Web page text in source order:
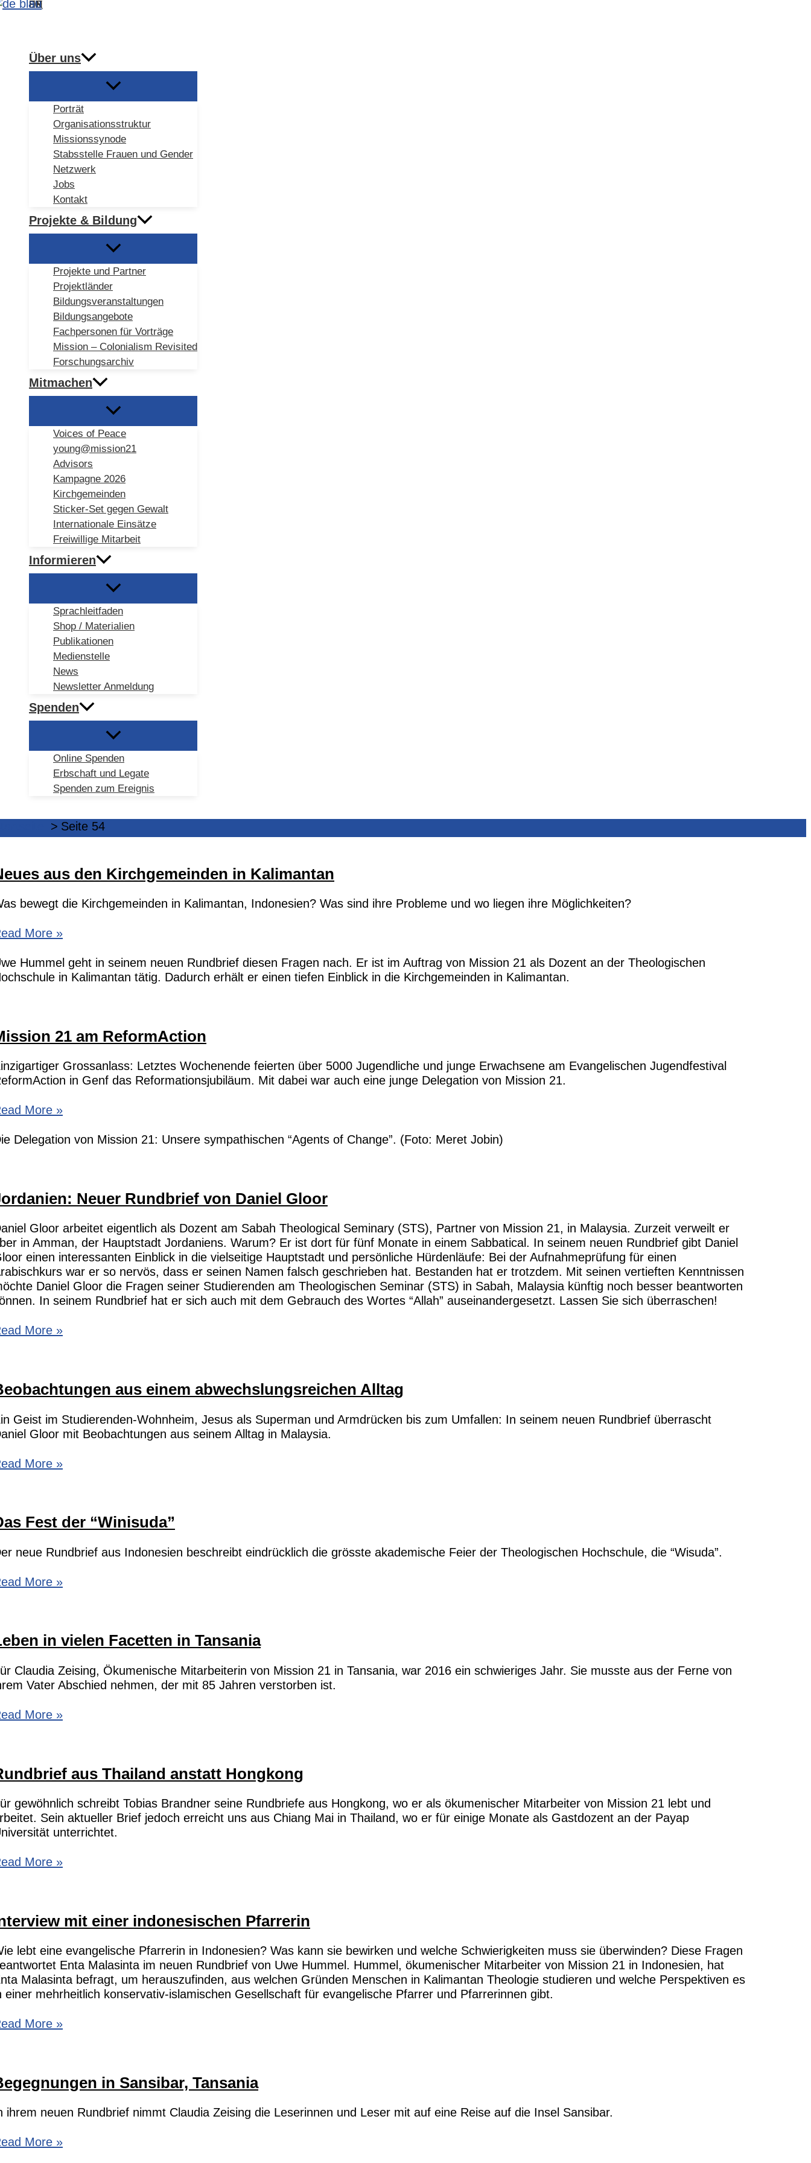
Zum
DE
EN
ES
FR
Über uns
Porträt
Organisationsstruktur
Missionssynode
Stabsstelle Frauen und Gender
Netzwerk
Jobs
Kontakt
Projekte & Bildung
Projekte und Partner
Projektländer
Bildungsveranstaltungen
Bildungsangebote
Fachpersonen für Vorträge
Mission – Colonialism Revisited
Forschungsarchiv
Mitmachen
Voices of Peace
young@mission21
Advisors
Kampagne 2026
Kirchgemeinden
Sticker-Set gegen Gewalt
Internationale Einsätze
Freiwillige Mitarbeit
Informieren
Sprachleitfaden
Shop / Materialien
Publikationen
Medienstelle
News
Newsletter Anmeldung
Spenden
Online Spenden
Erbschaft und Legate
Spenden zum Ereignis
Seite 54
aus den Kirchgemeinden in Kalimantan
bewegt die Kirchgemeinden in Kalimantan, Indonesien? Was sind ihre Probleme und wo liegen ihre Möglichkeiten?
More »
Hummel geht in seinem neuen Rundbrief diesen Fragen nach. Er ist im Auftrag von Mission 21 als Dozent an der Theologischen
in Kalimantan tätig. Dadurch erhält er einen tiefen Einblick in die Kirchgemeinden in Kalimantan.
21 am ReformAction
Grossanlass: Letztes Wochenende feierten über 5000 Jugendliche und junge Erwachsene am Evangelischen Jugendfestival
in Genf das Reformationsjubiläum. Mit dabei war auch eine junge Delegation von Mission 21.
More »
Delegation von Mission 21: Unsere sympathischen “Agents of Change”. (Foto: Meret Jobin)
Neuer Rundbrief von Daniel Gloor
Gloor arbeitet eigentlich als Dozent am Sabah Theological Seminary (STS), Partner von Mission 21, in Malaysia. Zurzeit verweilt er
in Amman, der Hauptstadt Jordaniens. Warum? Er ist dort für fünf Monate in einem Sabbatical. In seinem neuen Rundbrief gibt Daniel
einen interessanten Einblick in die vielseitige Hauptstadt und persönliche Hürdenläufe: Bei der Aufnahmeprüfung für einen
war er so nervös, dass er seinen Namen falsch geschrieben hat. Bestanden hat er trotzdem. Mit seinen vertieften Kenntnissen
Daniel Gloor die Fragen seiner Studierenden am Theologischen Seminar (STS) in Sabah, Malaysia künftig noch besser beantworten
In seinem Rundbrief hat er sich auch mit dem Gebrauch des Wortes “Allah” auseinandergesetzt. Lassen Sie sich überraschen!
More »
aus einem abwechslungsreichen Alltag
Geist im Studierenden-Wohnheim, Jesus als Superman und Armdrücken bis zum Umfallen: In seinem neuen Rundbrief überrascht
Gloor mit Beobachtungen aus seinem Alltag in Malaysia.
More »
Fest der “Winisuda”
neue Rundbrief aus Indonesien beschreibt eindrücklich die grösste akademische Feier der Theologischen Hochschule, die “Wisuda”.
More »
in vielen Facetten in Tansania
Claudia Zeising, Ökumenische Mitarbeiterin von Mission 21 in Tansania, war 2016 ein schwieriges Jahr. Sie musste aus der Ferne von
Vater Abschied nehmen, der mit 85 Jahren verstorben ist.
More »
aus Thailand anstatt Hongkong
gewöhnlich schreibt Tobias Brandner seine Rundbriefe aus Hongkong, wo er als ökumenischer Mitarbeiter von Mission 21 lebt und
Sein aktueller Brief jedoch erreicht uns aus Chiang Mai in Thailand, wo er für einige Monate als Gastdozent an der Payap
unterrichtet.
More »
mit einer indonesischen Pfarrerin
lebt eine evangelische Pfarrerin in Indonesien? Was kann sie bewirken und welche Schwierigkeiten muss sie überwinden? Diese Fragen
Enta Malasinta im neuen Rundbrief von Uwe Hummel. Hummel, ökumenischer Mitarbeiter von Mission 21 in Indonesien, hat
Malasinta befragt, um herauszufinden, aus welchen Gründen Menschen in Kalimantan Theologie studieren und welche Perspektiven es
einer mehrheitlich konservativ-islamischen Gesellschaft für evangelische Pfarrer und Pfarrerinnen gibt.
More »
in Sansibar, Tansania
ihrem neuen Rundbrief nimmt Claudia Zeising die Leserinnen und Leser mit auf eine Reise auf die Insel Sansibar.
More »